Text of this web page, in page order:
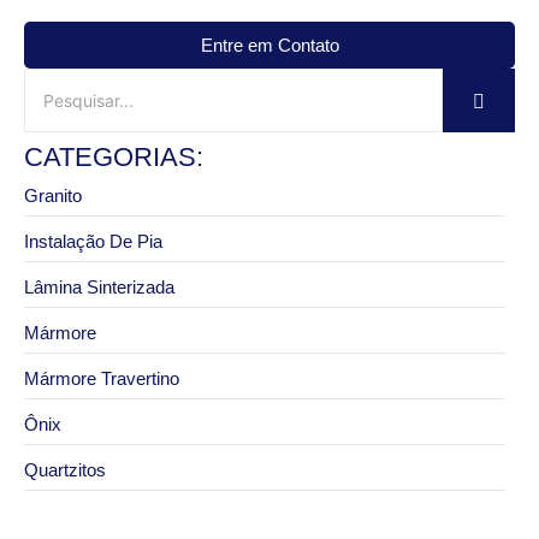
Entre em Contato
CATEGORIAS:
Granito
Instalação De Pia
Lâmina Sinterizada
Mármore
Mármore Travertino
Ônix
Quartzitos